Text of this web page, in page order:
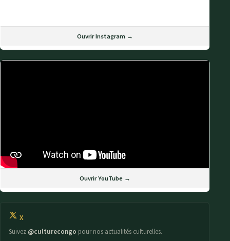
Ouvrir Instagram →
Ouvrir YouTube →
X
Suivez @culturecongo pour nos actualités culturelles.